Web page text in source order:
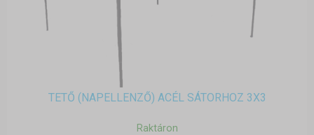
TETŐ (NAPELLENZŐ) ACÉL SÁTORHOZ 3X3
Raktáron